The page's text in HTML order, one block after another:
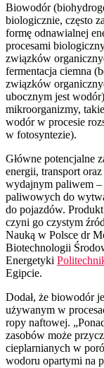
Biowodór
biologicznie, często
formę odnawialnej
procesami
związków
fermentacja ciemna
związków
ubocznym jest
mikroorganizmy,
wodór w procesie
w fotosyntezie).
Główne potencjalne
energii, transport
wydajnym paliwem
paliwowych do
do pojazdów.
czyni go czystym
Nauką w Polsce dr
Biotechnologii
Energetyki
Egipcie.
Dodał, że biowodór
używanym w
ropy naftowej.
zasobów może
cieplarnianych w
wodoru opartymi na